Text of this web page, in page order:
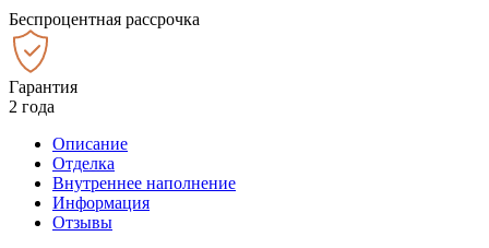
Беспроцентная рассрочка
Гарантия
2 года
Описание
Отделка
Внутреннее наполнение
Информация
Отзывы